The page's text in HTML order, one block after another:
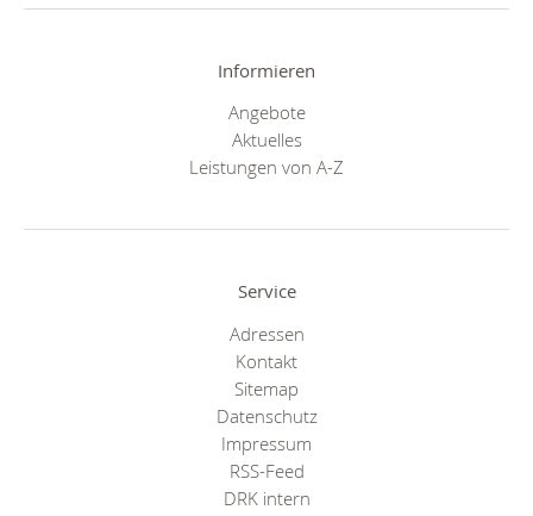
Informieren
Angebote
Aktuelles
Leistungen von A-Z
Service
Adressen
Kontakt
Sitemap
Datenschutz
Impressum
RSS-Feed
DRK intern